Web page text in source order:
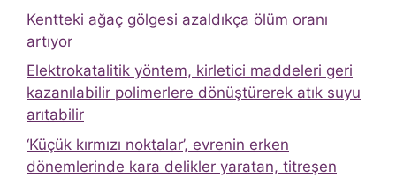
Kentteki ağaç gölgesi azaldıkça ölüm oranı
artıyor
Elektrokatalitik yöntem, kirletici maddeleri geri
kazanılabilir polimerlere dönüştürerek atık suyu
arıtabilir
‘Küçük kırmızı noktalar’, evrenin erken
dönemlerinde kara delikler yaratan, titreşen